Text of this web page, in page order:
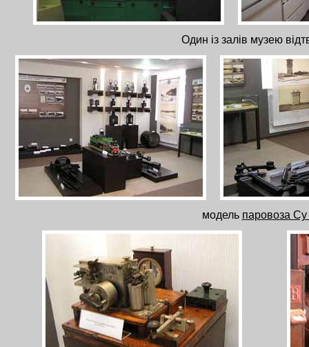
Один із залів музею
модель паровоза Су